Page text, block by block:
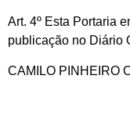
Art. 4º Esta Portaria
publicação no Diário
CAMILO PINHEIRO